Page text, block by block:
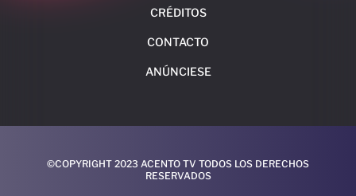
CRÉDITOS
CONTACTO
ANÚNCIESE
©COPYRIGHT 2023 ACENTO TV TODOS LOS DERECHOS
RESERVADOS